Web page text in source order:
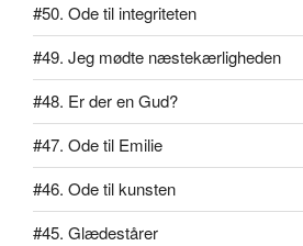
#50. Ode til integriteten
#49. Jeg mødte næstekærligheden
#48. Er der en Gud?
#47. Ode til Emilie
#46. Ode til kunsten
#45. Glædestårer